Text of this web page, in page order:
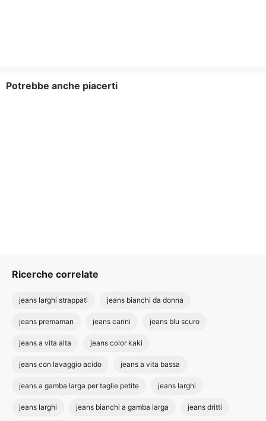
Potrebbe anche piacerti
Ricerche correlate
jeans larghi strappati jeans bianchi da donna
jeans premaman jeans carini jeans blu scuro
jeans a vita alta jeans color kaki
jeans con lavaggio acido jeans a vita bassa
jeans a gamba larga per taglie petite jeans larghi
jeans larghi jeans bianchi a gamba larga jeans dritti